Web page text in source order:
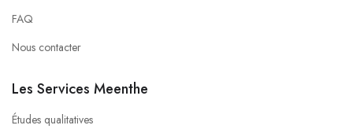
FAQ
Nous contacter
Les Services Meenthe
Études qualitatives